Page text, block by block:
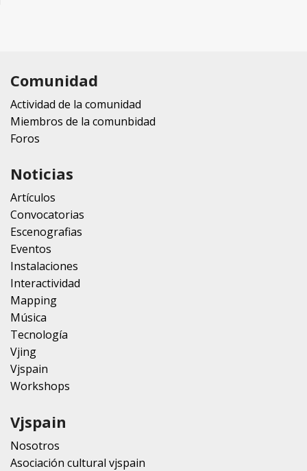
Comunidad
Actividad de la comunidad
Miembros de la comunbidad
Foros
Noticias
Artículos
Convocatorias
Escenografias
Eventos
Instalaciones
Interactividad
Mapping
Música
Tecnología
Vjing
Vjspain
Workshops
Vjspain
Nosotros
Asociación cultural vjspain